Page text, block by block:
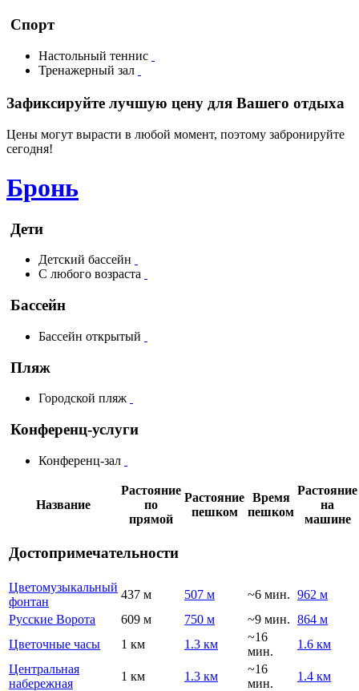
Спорт
Настольный теннис
Тренажерный зал
Зафиксируйте лучшую цену для Вашего отдыха
Цены могут вырасти в любой момент, поэтому забронируйте
сегодня!
Бронь
Дети
Детский бассейн
С любого возраста
Бассейн
Бассейн открытый
Пляж
Городской пляж
Конференц-услуги
Конференц-зал
Название
Растояние
по
прямой
Растояние
пешком
Время
пешком
Растояние
на
машине
Достопримечательности
Цветомузыкальный
фонтан
437 м 507 м ~6 мин. 962 м
Русские Ворота
609 м 750 м ~9 мин. 864 м
Цветочные часы
1 км 1.3 км
~16
мин.
1.6 км
Центральная
набережная
1 км 1.3 км
~16
мин.
1.4 км